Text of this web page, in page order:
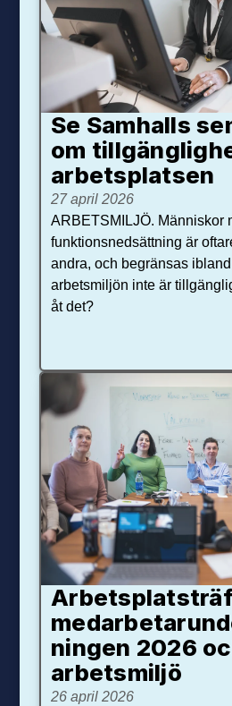
Se Samhalls
om
arbetsplatsen
27 april 2026
ARBETSMILJÖ. Människor
funktionsnedsättning är
andra, och begränsas
arbetsmiljön inte är
åt det?
ningen 2026
arbets­miljö
26 april 2026